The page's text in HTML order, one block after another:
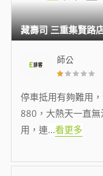
師公
停車抵用有夠難用
880，大熱天一直無
用，連...看更多
藏壽司 三重集賢路